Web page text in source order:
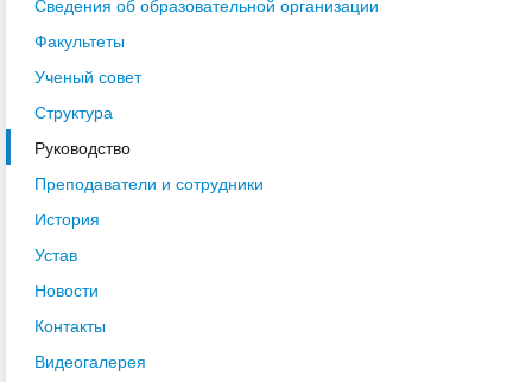
Факультеты
Ученый совет
Структура
Руководство
Преподаватели и сотрудники
История
Устав
Новости
Контакты
Видеогалерея